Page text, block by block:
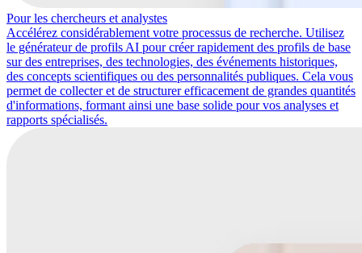
Pour les chercheurs et analystes
Accélérez considérablement votre processus de recherche. Utilisez
le générateur de profils AI pour créer rapidement des profils de base
sur des entreprises, des technologies, des événements historiques,
des concepts scientifiques ou des personnalités publiques. Cela vous
permet de collecter et de structurer efficacement de grandes quantités
d'informations, formant ainsi une base solide pour vos analyses et
rapports spécialisés.